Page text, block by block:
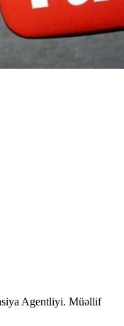
Agentliyi. Müəllif